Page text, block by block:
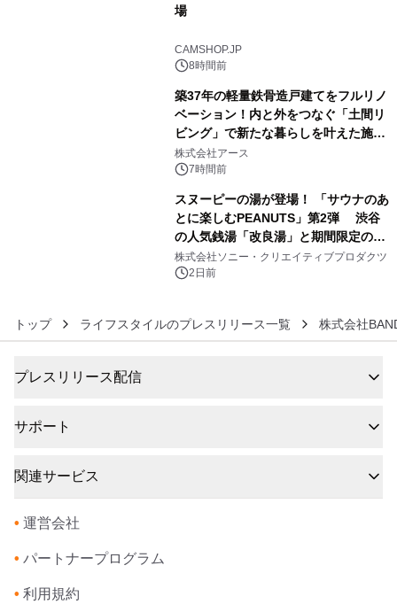
場
CAMSHOP.JP
8時間前
築37年の軽量鉄骨造戸建てをフルリノ
ベーション！内と外をつなぐ「土間リ
ビング」で新たな暮らしを叶えた施工
事例を株式会社アースが公開
株式会社アース
7時間前
スヌーピーの湯が登場！ 「サウナのあ
とに楽しむPEANUTS」第2弾 渋谷
の人気銭湯「改良湯」と期間限定のコ
ラボレーション サウナイキタイコラ
ボグッズも発売決定！
株式会社ソニー・クリエイティブプロダクツ
2日前
トップ ライフスタイルのプレスリリース一覧 株式会社
プレスリリース配信
サポート
関連サービス
• 運営会社
• パートナープログラム
• 利用規約